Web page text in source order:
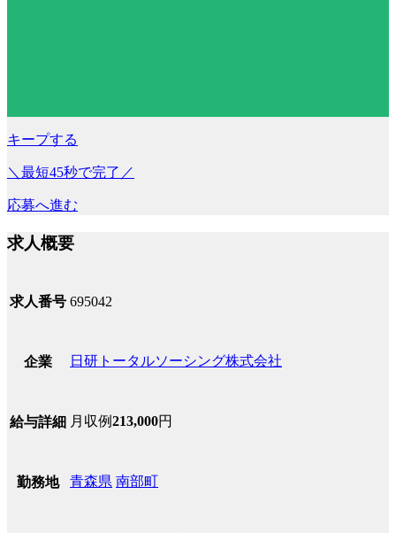
キープする
＼最短45秒で完了／
応募へ進む
求人概要
求人番号 695042
企業 日研トータルソーシング株式会社
給与詳細 月収例213,000円
勤務地 青森県 南部町